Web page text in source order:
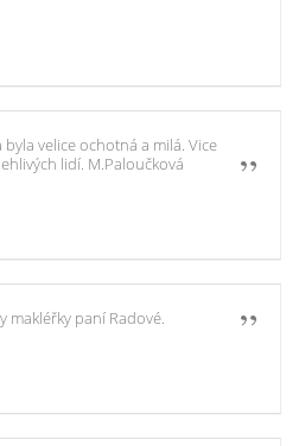
byla velice ochotná a milá. Vice
lidí. M.Paloučková
makléřky paní Radové.